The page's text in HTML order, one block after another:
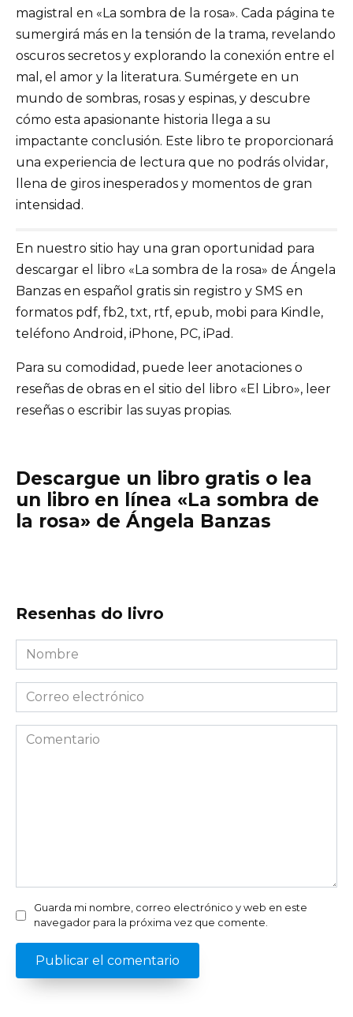
magistral en «La sombra de la rosa». Cada página te
sumergirá más en la tensión de la trama, revelando
oscuros secretos y explorando la conexión entre el
mal, el amor y la literatura. Sumérgete en un
mundo de sombras, rosas y espinas, y descubre
cómo esta apasionante historia llega a su
impactante conclusión. Este libro te proporcionará
una experiencia de lectura que no podrás olvidar,
llena de giros inesperados y momentos de gran
intensidad.
En nuestro sitio hay una gran oportunidad para
descargar el libro «La sombra de la rosa» de Ángela
Banzas en español gratis sin registro y SMS en
formatos pdf, fb2, txt, rtf, epub, mobi para Kindle,
teléfono Android, iPhone, PC, iPad.
Para su comodidad, puede leer anotaciones o
reseñas de obras en el sitio del libro «El Libro», leer
reseñas o escribir las suyas propias.
Descargue un libro gratis o lea
un libro en línea «La sombra de
la rosa» de Ángela Banzas
Resenhas do livro
Nombre
*
Correo
electrónico
*Comentario
Guarda mi nombre, correo electrónico y web en este
navegador para la próxima vez que comente.